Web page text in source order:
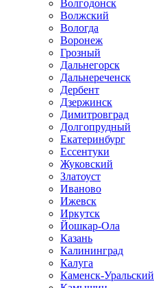
Волгодонск
Волжский
Вологда
Воронеж
Грозный
Дальнегорск
Дальнереченск
Дербент
Дзержинск
Димитровград
Долгопрудный
Екатеринбург
Ессентуки
Жуковский
Златоуст
Иваново
Ижевск
Иркутск
Йошкар-Ола
Казань
Калининград
Калуга
Каменск-Уральский